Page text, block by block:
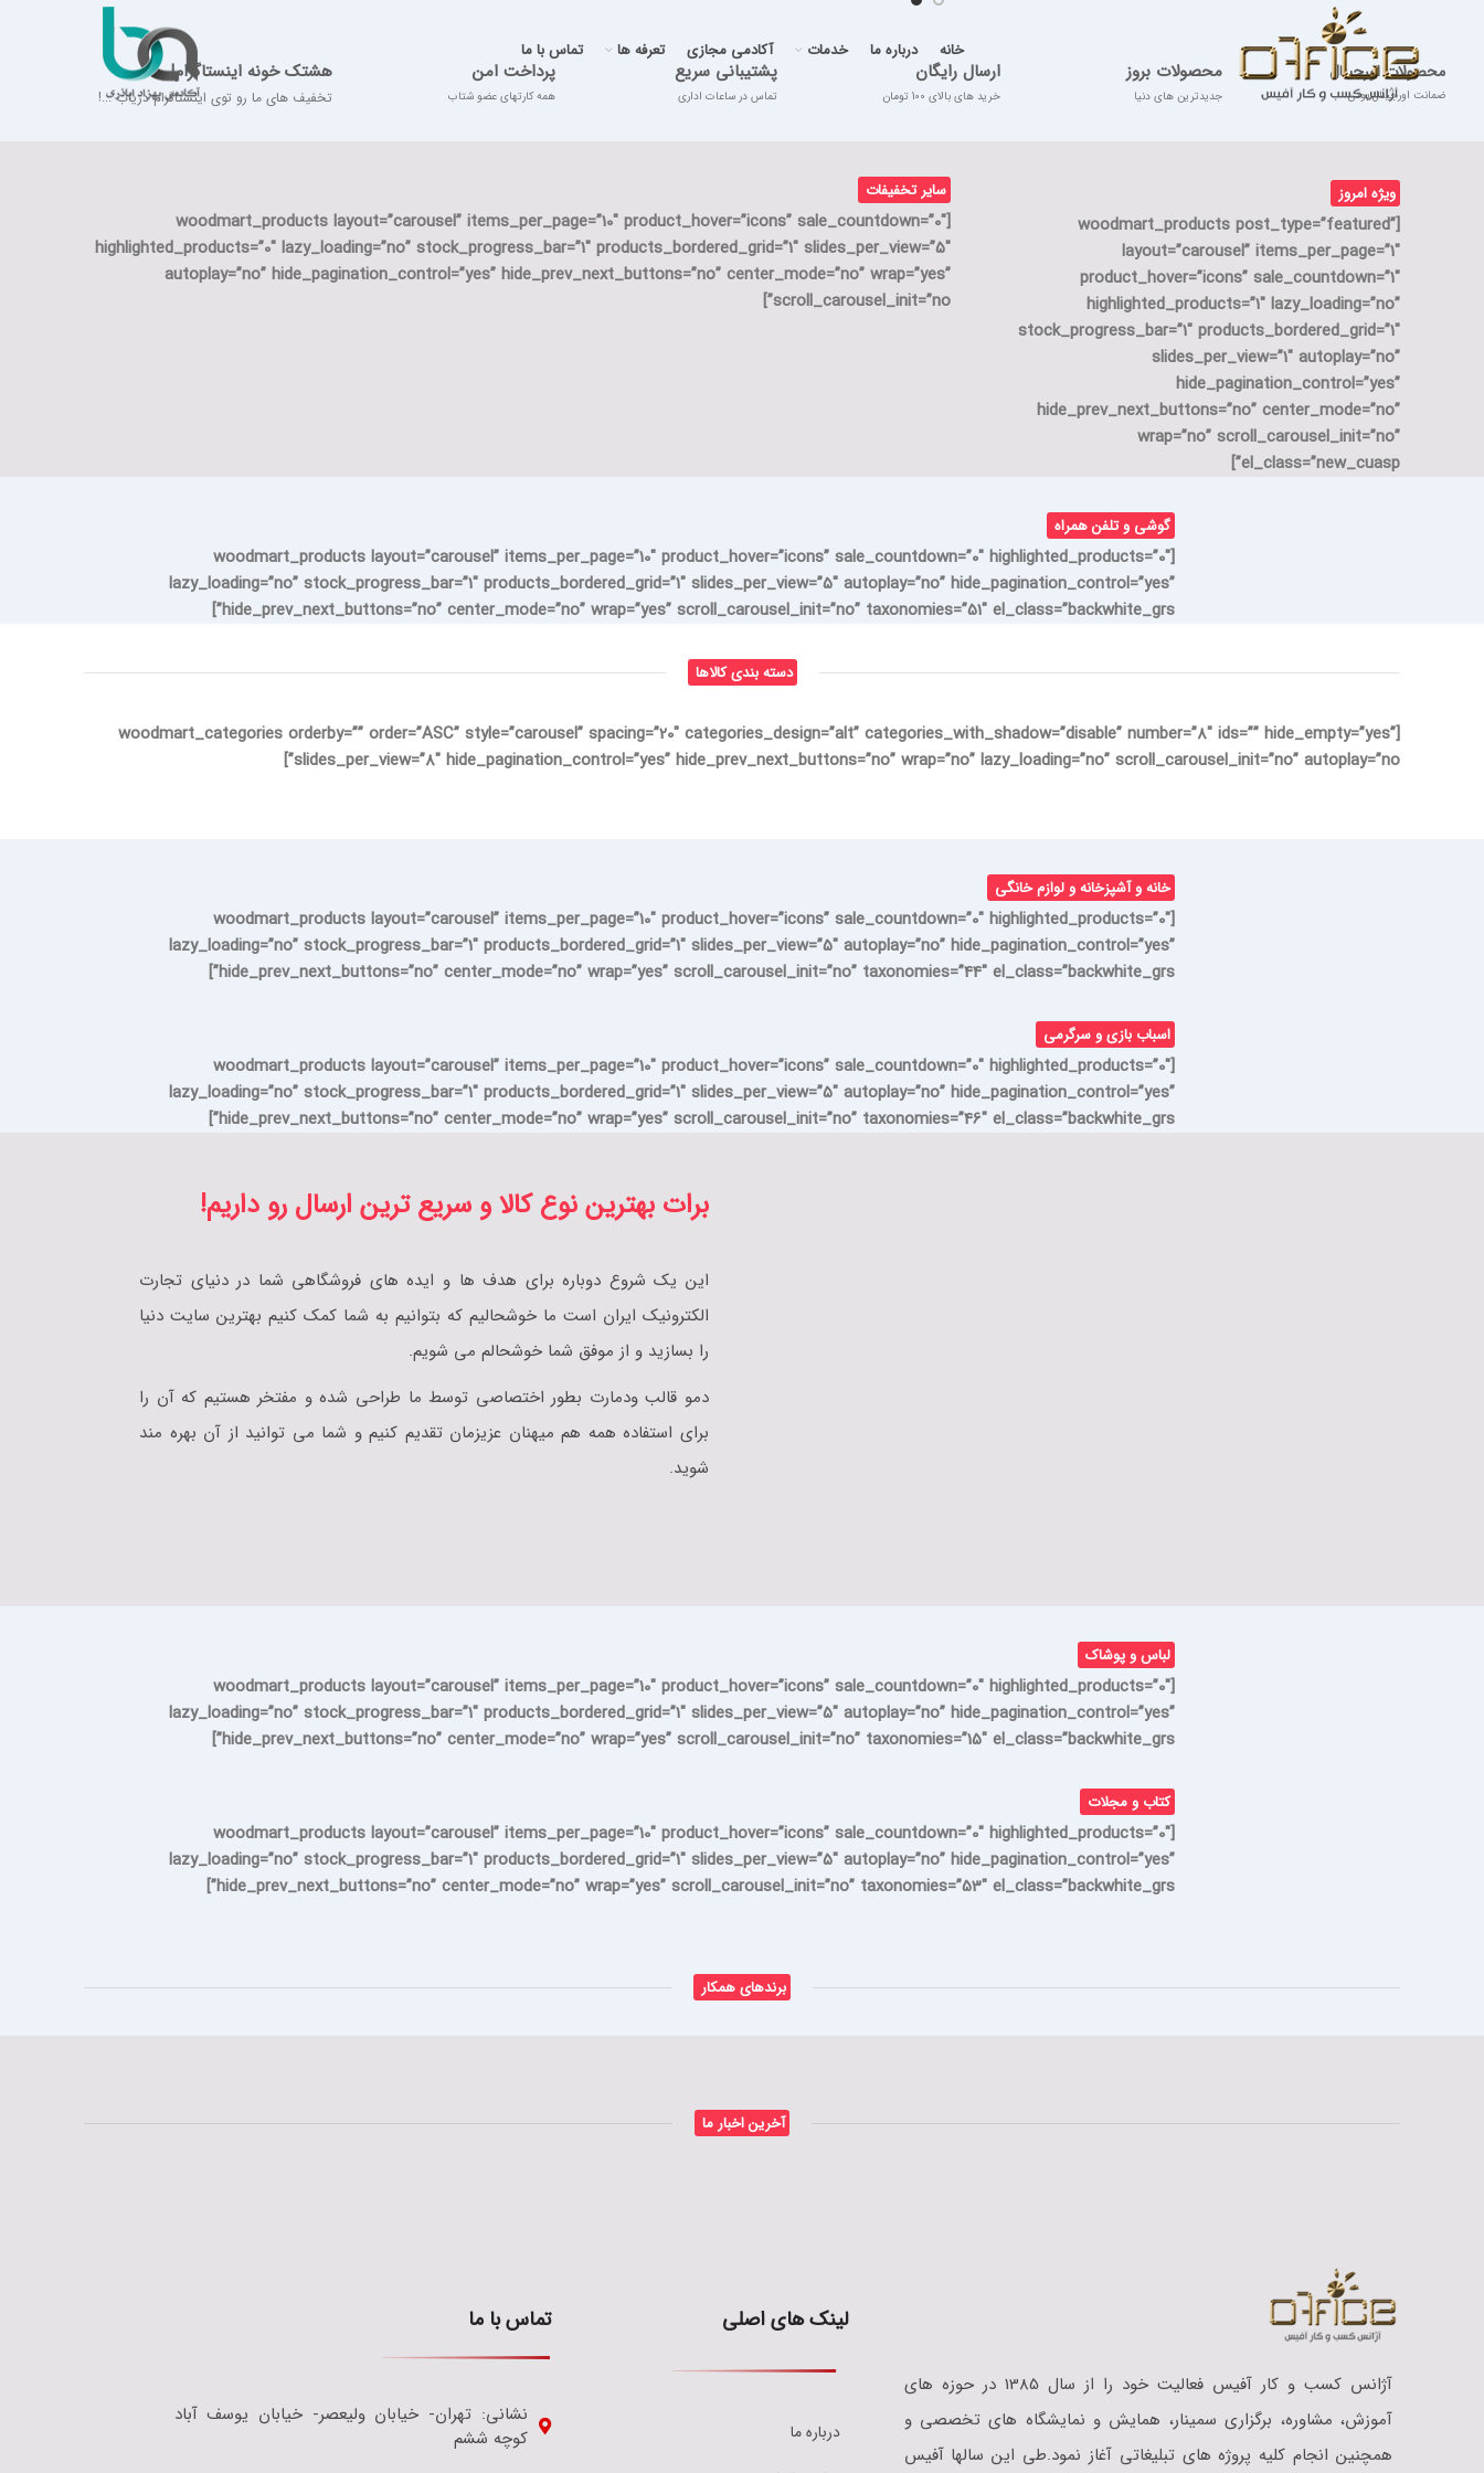
خانه درباره ما خدمات آکادمی مجازی تعرفه ها تماس با ما
پرداخت امن
همه کارتهای عضو شتاب
پشتیبانی سریع
تماس در ساعات اداری
ارسال رایگان
خرید های بالای 100 تومان
محصولات بروز
جدیدترین های دنیا
محصولات اورجینال
ضمانت اورجینال بودن
هشتک خونه اینستاگرام!
تخفیف های ما رو توی اینستاگرام دریاب ...!
ویژه امروز
[woodmart_products post_type=”featured”
layout=”carousel” items_per_page=”1″
product_hover=”icons” sale_countdown=”1″
highlighted_products=”1″ lazy_loading=”no”
stock_progress_bar=”1″ products_bordered_grid=”1″
slides_per_view=”1″ autoplay=”no”
hide_pagination_control=”yes”
hide_prev_next_buttons=”no” center_mode=”no”
wrap=”no” scroll_carousel_init=”no”
el_class=”new_cuasp”]
سایر تخفیفات
[woodmart_products layout=”carousel” items_per_page=”10″ product_hover=”icons” sale_countdown=”0″
highlighted_products=”0″ lazy_loading=”no” stock_progress_bar=”1″ products_bordered_grid=”1″ slides_per_view=”5″
autoplay=”no” hide_pagination_control=”yes” hide_prev_next_buttons=”no” center_mode=”no” wrap=”yes”
scroll_carousel_init=”no”]
گوشی و تلفن همراه
[woodmart_products layout=”carousel” items_per_page=”10″ product_hover=”icons” sale_countdown=”0″ highlighted_products=”0″
lazy_loading=”no” stock_progress_bar=”1″ products_bordered_grid=”1″ slides_per_view=”5″ autoplay=”no” hide_pagination_control=”yes”
hide_prev_next_buttons=”no” center_mode=”no” wrap=”yes” scroll_carousel_init=”no” taxonomies=”51″ el_class=”backwhite_grs”]
دسته بندی کالاها
[woodmart_categories orderby=”” order=”ASC” style=”carousel” spacing=”20″ categories_design=”alt” categories_with_shadow=”disable” number=”8″ ids=”” hide_empty=”yes”
slides_per_view=”8″ hide_pagination_control=”yes” hide_prev_next_buttons=”no” wrap=”no” lazy_loading=”no” scroll_carousel_init=”no” autoplay=”no”]
خانه و آشپزخانه و لوازم خانگی
[woodmart_products layout=”carousel” items_per_page=”10″ product_hover=”icons” sale_countdown=”0″ highlighted_products=”0″
lazy_loading=”no” stock_progress_bar=”1″ products_bordered_grid=”1″ slides_per_view=”5″ autoplay=”no” hide_pagination_control=”yes”
hide_prev_next_buttons=”no” center_mode=”no” wrap=”yes” scroll_carousel_init=”no” taxonomies=”44″ el_class=”backwhite_grs”]
اسباب بازی و سرگرمی
[woodmart_products layout=”carousel” items_per_page=”10″ product_hover=”icons” sale_countdown=”0″ highlighted_products=”0″
lazy_loading=”no” stock_progress_bar=”1″ products_bordered_grid=”1″ slides_per_view=”5″ autoplay=”no” hide_pagination_control=”yes”
hide_prev_next_buttons=”no” center_mode=”no” wrap=”yes” scroll_carousel_init=”no” taxonomies=”46″ el_class=”backwhite_grs”]
برات بهترین نوع کالا و سریع ترین ارسال رو داریم!
این یک شروع دوباره برای هدف ها و ایده های فروشگاهی شما در دنیای تجارت
الکترونیک ایران است ما خوشحالیم که بتوانیم به شما کمک کنیم بهترین سایت دنیا
را بسازید و از موفق شما خوشحالم می شویم.
دمو قالب ودمارت بطور اختصاصی توسط ما طراحی شده و مفتخر هستیم که آن را
برای استفاده همه هم میهنان عزیزمان تقدیم کنیم و شما می توانید از آن بهره مند
شوید.
لباس و پوشاک
[woodmart_products layout=”carousel” items_per_page=”10″ product_hover=”icons” sale_countdown=”0″ highlighted_products=”0″
lazy_loading=”no” stock_progress_bar=”1″ products_bordered_grid=”1″ slides_per_view=”5″ autoplay=”no” hide_pagination_control=”yes”
hide_prev_next_buttons=”no” center_mode=”no” wrap=”yes” scroll_carousel_init=”no” taxonomies=”15″ el_class=”backwhite_grs”]
کتاب و مجلات
[woodmart_products layout=”carousel” items_per_page=”10″ product_hover=”icons” sale_countdown=”0″ highlighted_products=”0″
lazy_loading=”no” stock_progress_bar=”1″ products_bordered_grid=”1″ slides_per_view=”5″ autoplay=”no” hide_pagination_control=”yes”
hide_prev_next_buttons=”no” center_mode=”no” wrap=”yes” scroll_carousel_init=”no” taxonomies=”53″ el_class=”backwhite_grs”]
برندهای همکار
آخرین اخبار ما
آژانس کسب و کار آفیس فعالیت خود را از سال 1385 در حوزه های
آموزش،‌‎‎ مشاوره، برگزاری سمینار، همایش و نمایشگاه های تخصصی و
همچنین انجام کلیه پروژه های تبلیغاتی آغاز نمود.طی این سالها آفیس
لینک های اصلی
درباره ما
تماس با ما
نشانی: تهران- خیابان ولیعصر- خیابان یوسف آباد
کوچه ششم